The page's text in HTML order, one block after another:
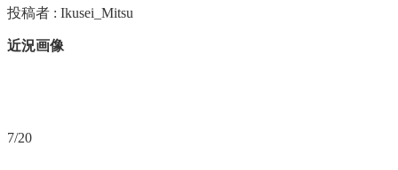
投稿者 : Ikusei_Mitsu
近況画像
7/20